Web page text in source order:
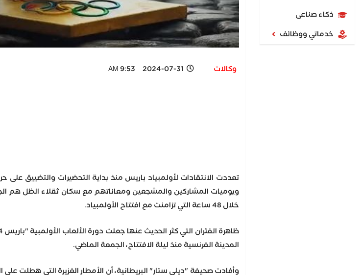
ذكاء صناعى
خدماتي ووظائف
وكالات 2024-07-31 9:53 AM
تعددت الانتقادات لأولمبياد باريس منذ بداية التحضيرات والتضييق
ويوميات المشاركين والمشجعين ومعاناتهم مع سكان ثقلاء الظل هم
خلال 48 ساعة التي تزامنت مع افتتاح الأولمبياد.
المدينة الفرنسية منذ ليلة الافتتاح، الجمعة الماضي.